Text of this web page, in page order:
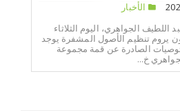
الأخبار
اللطيف الجواهري، اليوم الثلاثاء
يروم تنظيم الأصول المشفرة يوجد
الصادرة عن قمة مجموعة
خ...